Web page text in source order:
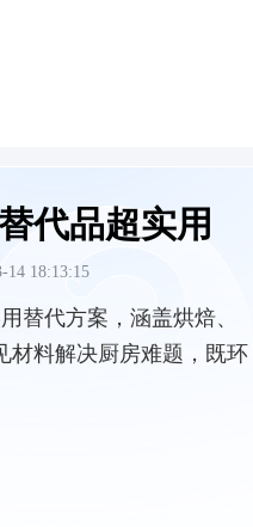
代品超实用
14 18:13:15
替代方案，涵盖烘焙、
材料解决厨房难题，既环